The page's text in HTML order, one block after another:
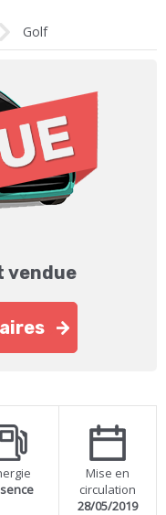
Golf
vendue
Mise en
circulation
28/05/2019